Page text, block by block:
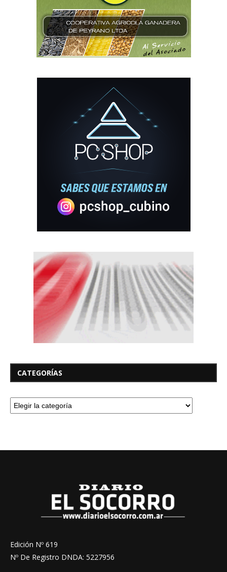
CATEGORÍAS
Edición Nº 619
Nº De Registro DNDA: 5227956